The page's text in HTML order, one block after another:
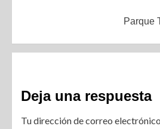
Parque
Deja una respuesta
Tu dirección de correo